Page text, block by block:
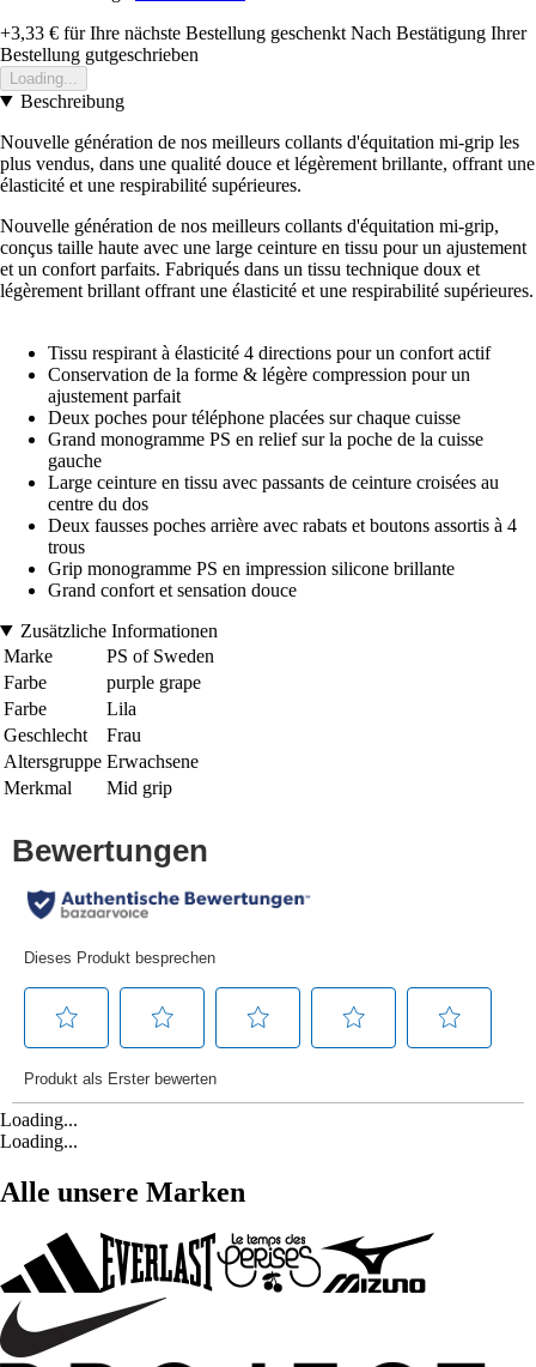
+3,33 € für Ihre nächste Bestellung geschenkt Nach Bestätigung Ihrer
Bestellung gutgeschrieben
Loading...
Beschreibung
Nouvelle génération de nos meilleurs collants d'équitation mi-grip les
plus vendus, dans une qualité douce et légèrement brillante, offrant une
élasticité et une respirabilité supérieures.
Nouvelle génération de nos meilleurs collants d'équitation mi-grip,
conçus taille haute avec une large ceinture en tissu pour un ajustement
et un confort parfaits. Fabriqués dans un tissu technique doux et
légèrement brillant offrant une élasticité et une respirabilité supérieures.
Tissu respirant à élasticité 4 directions pour un confort actif
Conservation de la forme & légère compression pour un
ajustement parfait
Deux poches pour téléphone placées sur chaque cuisse
Grand monogramme PS en relief sur la poche de la cuisse
gauche
Large ceinture en tissu avec passants de ceinture croisées au
centre du dos
Deux fausses poches arrière avec rabats et boutons assortis à 4
trous
Grip monogramme PS en impression silicone brillante
Grand confort et sensation douce
Zusätzliche Informationen
Marke
PS of Sweden
Farbe
purple grape
Farbe
Lila
Geschlecht
Frau
Altersgruppe Erwachsene
Merkmal
Mid grip
Loading...
Loading...
Alle unsere Marken